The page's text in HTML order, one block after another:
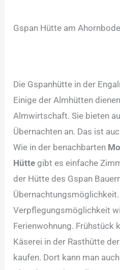
Gspan Hütte am
Die Gspanhütte in der
Einige der Almhütten
Almwirtschaft. Sie bieten
Übernachten an. Das ist
Wie in der benachbarten
Hütte gibt es einfache
der Hütte des Gspan
Verpflegungsmöglichkeit
Ferienwohnung. Frühstück
Käserei in der Rasthütte
kaufen. Dort kann man